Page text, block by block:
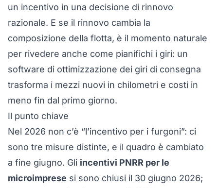
un incentivo in una decisione di rinnovo
razionale. E se il rinnovo cambia la
composizione della flotta, è il momento naturale
per rivedere anche come pianifichi i giri: un
software di ottimizzazione dei giri di consegna
trasforma i mezzi nuovi in chilometri e costi in
meno fin dal primo giorno.
Il punto chiave
Nel 2026 non c’è “l’incentivo per i furgoni”: ci
sono tre misure distinte, e il quadro è cambiato
a fine giugno. Gli incentivi PNRR per le
microimprese si sono chiusi il 30 giugno 2026;